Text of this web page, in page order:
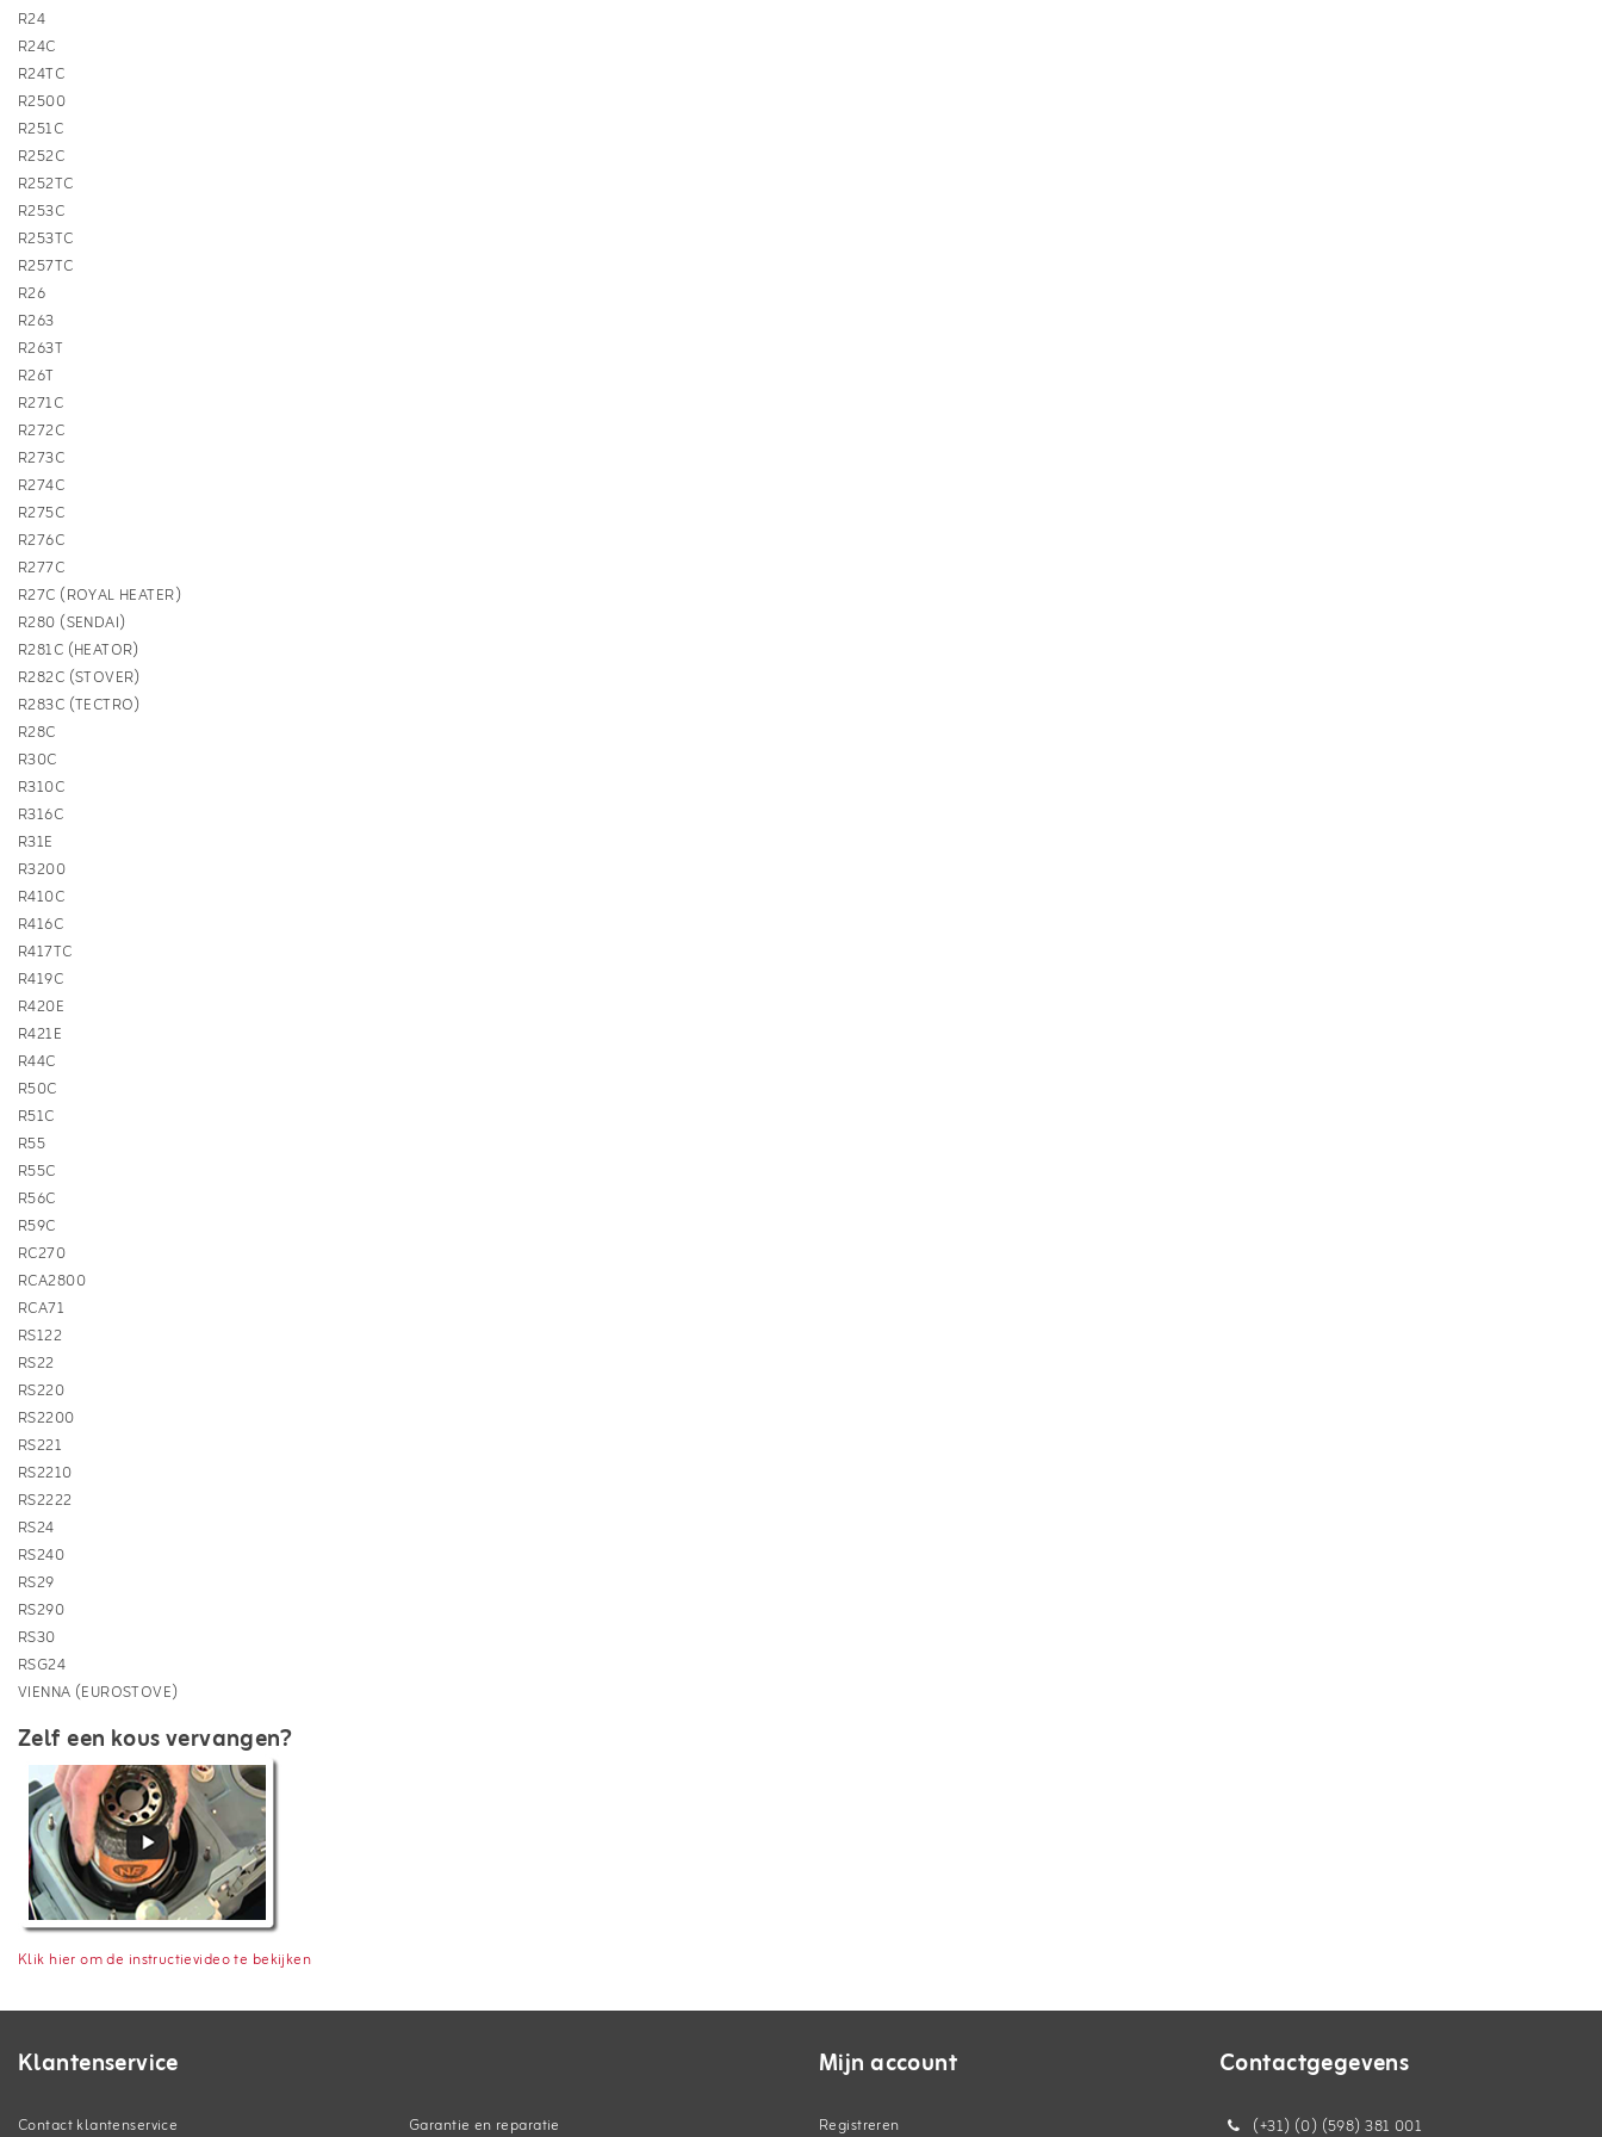
R24
R24C
R24TC
R2500
R251C
R252C
R252TC
R253C
R253TC
R257TC
R26
R263
R263T
R26T
R271C
R272C
R273C
R274C
R275C
R276C
R277C
R27C (ROYAL HEATER)
R280 (SENDAI)
R281C (HEATOR)
R282C (STOVER)
R283C (TECTRO)
R28C
R30C
R310C
R316C
R31E
R3200
R410C
R416C
R417TC
R419C
R420E
R421E
R44C
R50C
R51C
R55
R55C
R56C
R59C
RC270
RCA2800
RCA71
RS122
RS22
RS220
RS2200
RS221
RS2210
RS2222
RS24
RS240
RS29
RS290
RS30
RSG24
VIENNA (EUROSTOVE)
Zelf een kous vervangen?
Klik hier om de instructievideo te bekijken
Klantenservice
Contact klantenservice Garantie en reparatie
Mijn account
Registreren
Contactgegevens
(+31) (0) (598) 381 001